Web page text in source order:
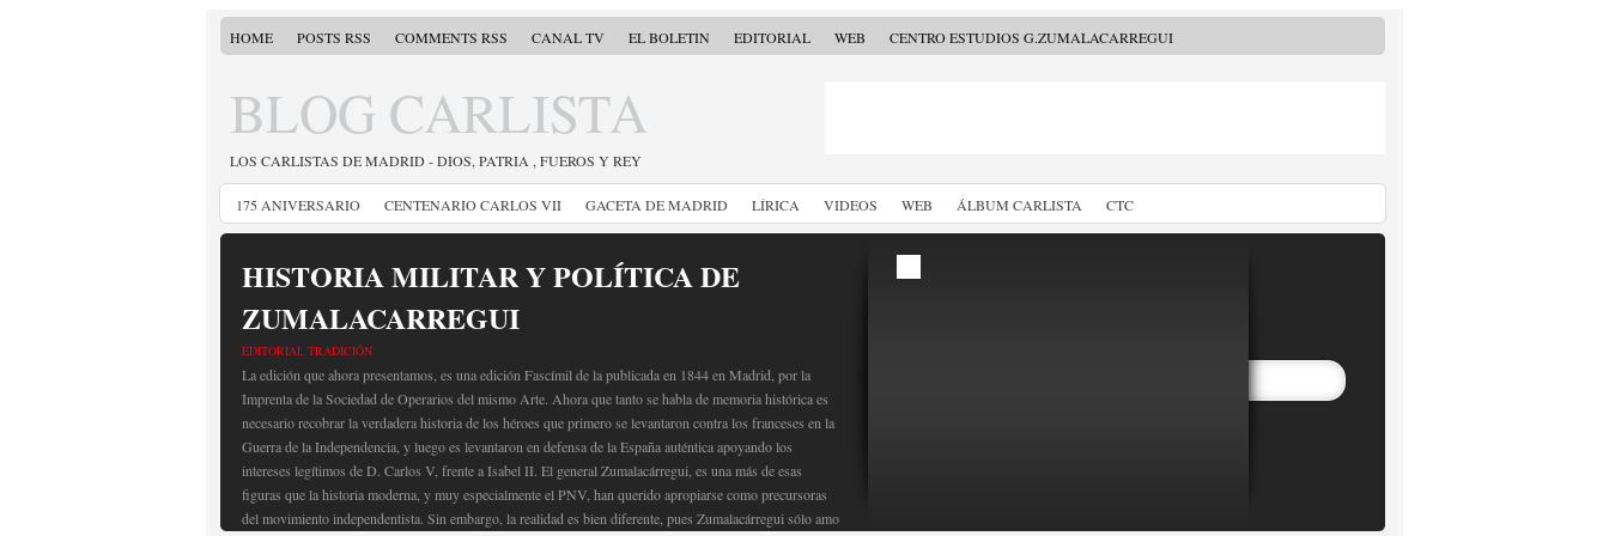
HOME POSTS RSS COMMENTS RSS CANAL TV EL BOLETIN EDITORIAL WEB CENTRO ESTUDIOS G.ZUMALACARREGUI
BLOG CARLISTA
LOS CARLISTAS DE MADRID - DIOS, PATRIA , FUEROS Y REY
175 ANIVERSARIO CENTENARIO CARLOS VII GACETA DE MADRID LÍRICA VIDEOS WEB ÁLBUM CARLISTA CTC
HISTORIA MILITAR Y POLÍTICA DE
ZUMALACARREGUI
EDITORIAL TRADICIÓN
La edición que ahora presentamos, es una edición Fascímil de la publicada en 1844 en Madrid, por la
Imprenta de la Sociedad de Operarios del mismo Arte. Ahora que tanto se habla de memoria histórica es
necesario recobrar la verdadera historia de los héroes que primero se levantaron contra los franceses en la
Guerra de la Independencia, y luego es levantaron en defensa de la España auténtica apoyando los
intereses legítimos de D. Carlos V, frente a Isabel II. El general Zumalacárregui, es una más de esas
figuras que la historia moderna, y muy especialmente el PNV, han querido apropiarse como precursoras
del movimiento independentista. Sin embargo, la realidad es bien diferente, pues Zumalacárregui sólo amo